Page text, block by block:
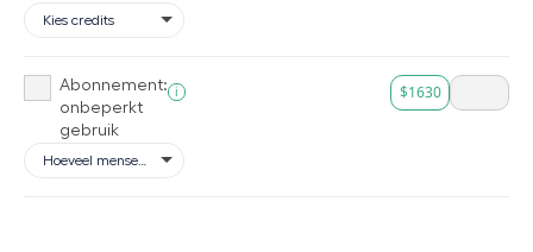
Abonnement:
onbeperkt
gebruik
i $1630